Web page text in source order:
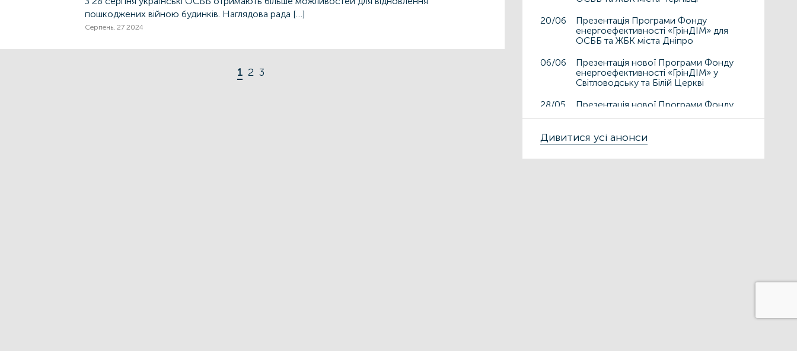
пошкоджених війною будинків. Наглядова рада […]
Серпень, 27 2024
1 2 3
20/06
Презентація Програми Фонду
енергоефективності «ГрінДІМ» для
ОСББ та ЖБК міста Дніпро
06/06
Презентація нової Програми Фонду
енергоефективності «ГрінДІМ» у
Світловодську та Білій Церкві
28/05
Презентація нової Програми Фонду
15/05
Презентація нової Програми Фонду
енергоефективності «ГрінДІМ» у місті
Дивитися усі анонси